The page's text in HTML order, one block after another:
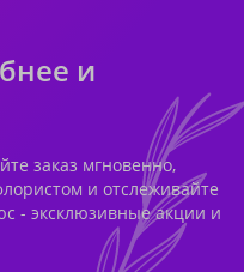
и
заказ мгновенно,
и отслеживайте
- эксклюзивные акции и